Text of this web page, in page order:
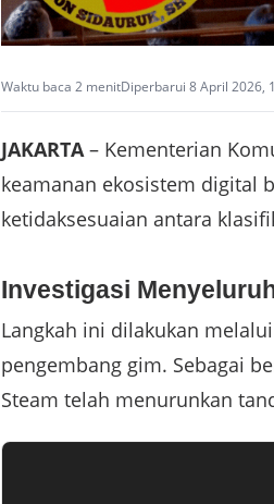
Waktu baca 2 menitDiperbarui 8 April 2026,
JAKARTA– Kementerian
keamanan ekosistem digital
ketidaksesuaian antara
Investigasi
Langkah ini dilakukan
pengembang gim. Sebagai
Steam telah menurunkan